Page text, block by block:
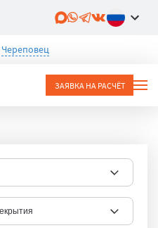
Череповец
ЗАЯВКА НА РАСЧЁТ